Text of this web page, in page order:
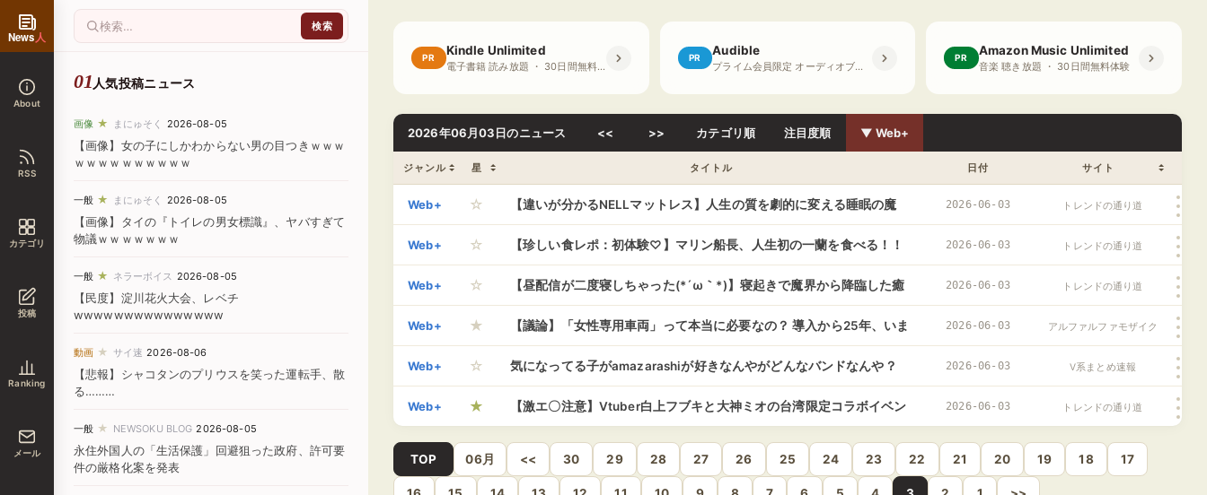
News人
About
RSS
カテゴリ
投稿
Ranking
メール
人気投稿ニュース
画像 ★ まにゅそく 2026-08-05
【画像】女の子にしかわからない男の目つきｗｗｗ
ｗｗｗｗｗｗｗｗｗｗ
一般 ★ まにゅそく 2026-08-05
【画像】タイの『トイレの男女標識』、ヤバすぎて
物議ｗｗｗｗｗｗｗ
一般 ★ ネラーボイス 2026-08-05
【民度】淀川花火大会、レベチ
wwwwwwwwwwwwwww
動画 ★ サイ速 2026-08-06
【悲報】シャコタンのプリウスを笑った運転手、散
る………
一般 ★ NEWSOKU BLOG 2026-08-05
永住外国人の「生活保護」回避狙った政府、許可要
件の厳格化案を発表
PR Kindle Unlimited
電子書籍 読み放題 ・ 30日間無料体験
PR Audible
プライム会員限定 オーディオブック ・ 30日間無料体験
PR Amazon Music Unlimited
音楽 聴き放題 ・ 30日間無料体験
2026年06月03日のニュース << >> カテゴリ順 注目度順 ▼ Web+
ジャンル 星 タイトル 日付 サイト
Web+ ☆ 【違いが分かるNELLマットレス】人生の質を劇的に変える睡眠の魔
法！儒烏風亭らでんと一条莉々華が語る「NELLマットレス」の極上の
寝心地！
2026-06-03 トレンドの通り道
Web+ ☆ 【珍しい食レポ：初体験♡】マリン船長、人生初の一蘭を食べる！！
味集中カウンターという閉鎖的な空間で、船長とラーメンが対峙する
様子は、まるで映画のワンシーン
2026-06-03 トレンドの通り道
Web+ ☆ 【昼配信が二度寝しちゃった(*´ω｀*)】寝起きで魔界から降臨した癒
月ちょこ先生がDBDで大暴れ！？
2026-06-03 トレンドの通り道
Web+ ★ 【議論】「女性専用車両」って本当に必要なの？ 導入から25年、いま
だにネットで賛否が割れまくる
2026-06-03 アルファルファモザイク
Web+ ☆ 気になってる子がamazarashiが好きなんやがどんなバンドなんや？ 2026-06-03 V系まとめ速報
Web+ ★ 【激エ〇注意】Vtuber白上フブキと大神ミオの台湾限定コラボイベン
トが台北と高雄で開催！フェリーも運航「国内でも出してほしい」
2026-06-03 トレンドの通り道
TOP 06月 << 30 29 28 27 26 25 24 23 22 21 20 19 18 17